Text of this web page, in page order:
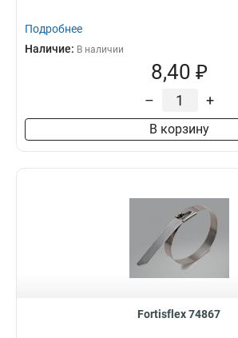
Подробнее
Наличие: В наличии
8,40 ₽
– +
В корзину
Fortisflex 74867